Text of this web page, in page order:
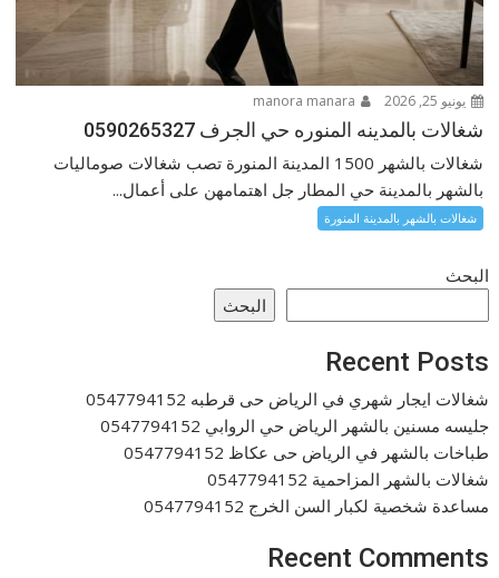
يونيو 25, 2026
شغالات بالمدينه المنوره حي الجرف 0590265327
شغالات بالشهر 1500 المدينة المنورة تصب شغالات صوماليات
بالشهر بالمدينة حي المطار جل اهتمامهن على أعمال...
شغالات بالشهر بالمدينة المنورة
البحث
البحث
Recent Posts
شغالات ايجار شهري في الرياض حى قرطبه 0547794152
جليسه مسنين بالشهر الرياض حي الروابي 0547794152
طباخات بالشهر في الرياض حى عكاظ 0547794152
شغالات بالشهر المزاحمية 0547794152
مساعدة شخصية لكبار السن الخرج 0547794152
Recent Comments